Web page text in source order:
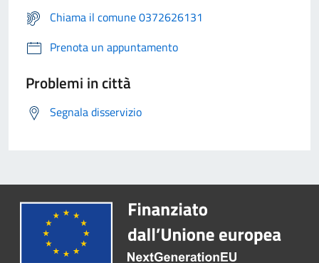
Chiama il comune 0372626131
Prenota un appuntamento
Problemi in città
Segnala disservizio